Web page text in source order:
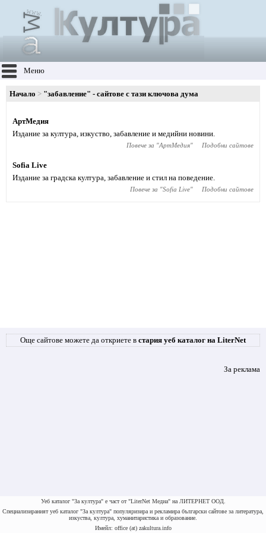
Меню
Начало "забавление" - сайтове с тази ключова дума
АртМедия
Издание за култура, изкуство, забавление и медийни новини.
Повече за "АртМедия" Подобни сайтове
Sofia Live
Издание за градска култура, забавление и стил на поведение.
Повече за "Sofia Live" Подобни сайтове
Още сайтове можете да откриете в стария уеб каталог на LiterNet
За реклама
Уеб каталог "За култура" е част от "LiterNet Медиа" на ЛИТЕРНЕТ ООД.
Специализираният уеб каталог "За култура" популяризира и рекламира български сайтове за литература,
изкуства, култура, хуманитаристика и образование.
Имейл: office (at) zakultura.info